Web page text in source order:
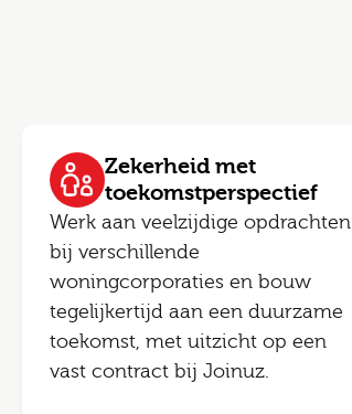
Zekerheid met
toekomstperspectief
Werk aan veelzijdige opdrachten
bij verschillende
woningcorporaties en bouw
tegelijkertijd aan een duurzame
toekomst, met uitzicht op een
vast contract bij Joinuz.